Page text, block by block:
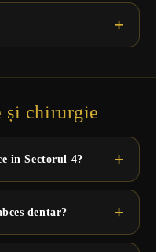
și chirurgie
în Sectorul 4?
dentar?